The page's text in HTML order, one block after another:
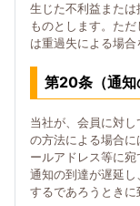
生じた不利益また
ものとします。た
は重過失による場合
第20条（通知
当社が、会員に対
の方法による場合
ールアドレス等に
通知の到達が遅延
するであろうときに